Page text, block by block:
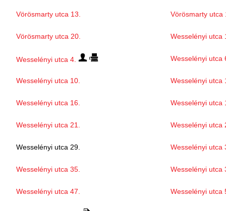
Vörösmarty utca 13. Vörösmarty utca
Vörösmarty utca 20. Wesselényi utca
Wesselényi utca 4. Wesselényi utca
Wesselényi utca 10. Wesselényi utca
Wesselényi utca 16. Wesselényi utca
Wesselényi utca 21. Wesselényi utca
Wesselényi utca 29. Wesselényi utca
Wesselényi utca 35. Wesselényi utca
Wesselényi utca 47. Wesselényi utca